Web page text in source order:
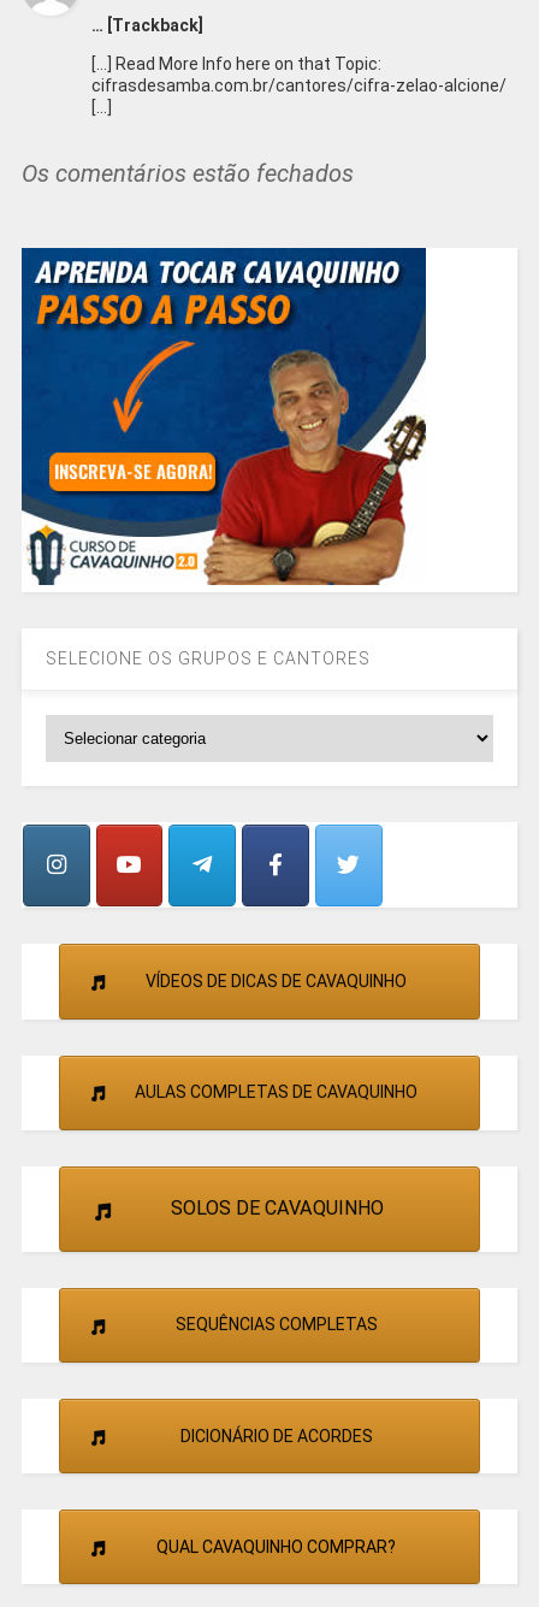
… [Trackback]
[…] Read More Info here on that Topic:
cifrasdesamba.com.br/cantores/cifra-zelao-alcione/
[…]
Os comentários estão fechados
SELECIONE OS GRUPOS E CANTORES
SELECIONE
CANTORES
VÍDEOS DE DICAS DE CAVAQUINHO
AULAS COMPLETAS DE CAVAQUINHO
SOLOS DE CAVAQUINHO
SEQUÊNCIAS COMPLETAS
DICIONÁRIO DE ACORDES
QUAL CAVAQUINHO COMPRAR?